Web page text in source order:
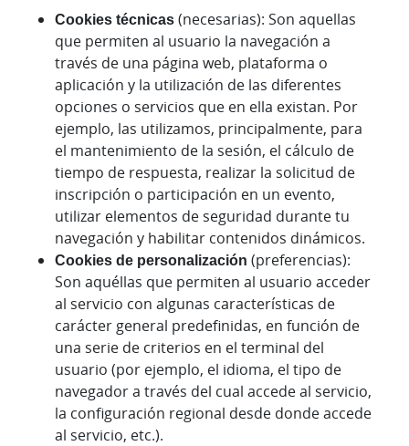
Cookies técnicas(necesarias): Son aquellas
que permiten al usuario la navegación a
través de una página web, plataforma o
aplicación y la utilización de las diferentes
opciones o servicios que en ella existan. Por
ejemplo, las utilizamos, principalmente, para
el mantenimiento de la sesión, el cálculo de
tiempo de respuesta, realizar la solicitud de
inscripción o participación en un evento,
utilizar elementos de seguridad durante tu
navegación y habilitar contenidos dinámicos.
Cookies de personalización (preferencias):
Son aquéllas que permiten al usuario acceder
al servicio con algunas características de
carácter general predefinidas, en función de
una serie de criterios en el terminal del
usuario (por ejemplo, el idioma, el tipo de
navegador a través del cual accede al servicio,
la configuración regional desde donde accede
al servicio, etc.).